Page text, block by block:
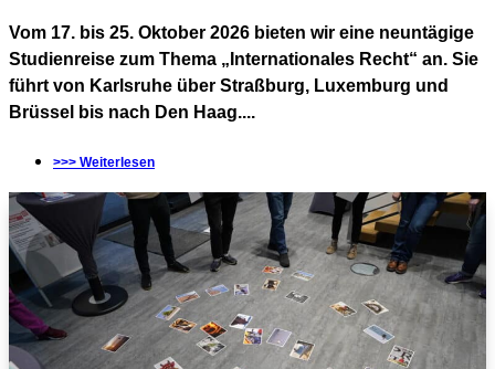
Vom 17. bis 25. Oktober 2026 bieten wir eine neuntägige
Studienreise zum Thema „Internationales Recht“ an. Sie
führt von Karlsruhe über Straßburg, Luxemburg und
Brüssel bis nach Den Haag....
>>> Weiterlesen